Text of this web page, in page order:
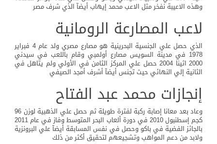
وهذه الاعيبة نفخر مثل الاعب محمد إيهاب أيضآ الذي شرف مصر
لاعب المصارعة الرومانية
الذي حصل علي الجنسية البحرينية هو مصارع مصري ولد عام 4 فبراير
1978 في مدينة السويس مصارع أولمبي وقام باللعب في سيدني
2000 اثينا 2004 حصل علي المركز الثامن في الأولي ولم يتاهل في
الثانية إلي النهائي حيث تجنس أيضآ أشرف أمجد الصيفي
إنجازات محمد عبد الفتاح
وعاد بعد معانا إصابة ركبة لفترة طويلة ثم حصل علي الذهبية لوزن 96
كجم إسطنبول 2010 في دورة ألعاب البحر المتوسط وفاز في عام 2011
بالجائز الفضية في باكو وحصل في نفس المسابقة أيضآ علي البرونزية
ولابد من دعم المواهب وتشجيعهم لتحقيق أكثر من ذلك